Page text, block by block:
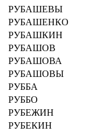
РУБАШЕВЫ
РУБАШЕНКО
РУБАШКИН
РУБАШОВ
РУБАШОВА
РУБАШОВЫ
РУББА
РУББО
РУБЕЖИН
РУБЕКИН